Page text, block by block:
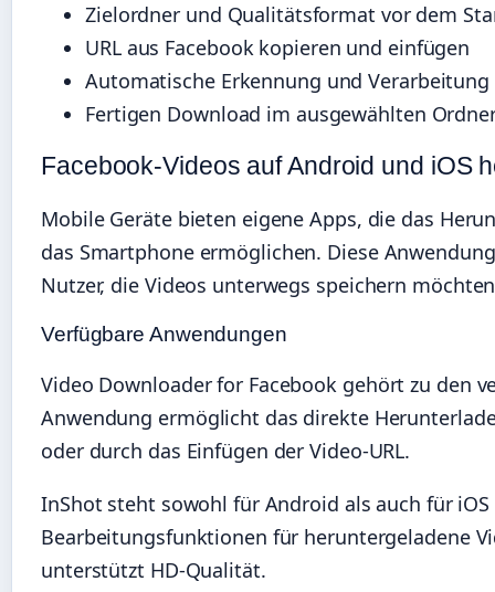
Zielordner und Qualitätsformat vor dem
URL aus Facebook kopieren und einfügen
Automatische Erkennung und
Fertigen Download im ausgewählten
Facebook-Videos auf Android und iOS
Mobile Geräte bieten eigene Apps, die das
das Smartphone ermöglichen. Diese
Nutzer, die Videos unterwegs speichern
Verfügbare Anwendungen
Video Downloader for Facebook gehört zu den
Anwendung ermöglicht das direkte
oder durch das Einfügen der Video-URL.
InShot steht sowohl für Android als auch für
Bearbeitungsfunktionen für heruntergeladene
unterstützt HD-Qualität.